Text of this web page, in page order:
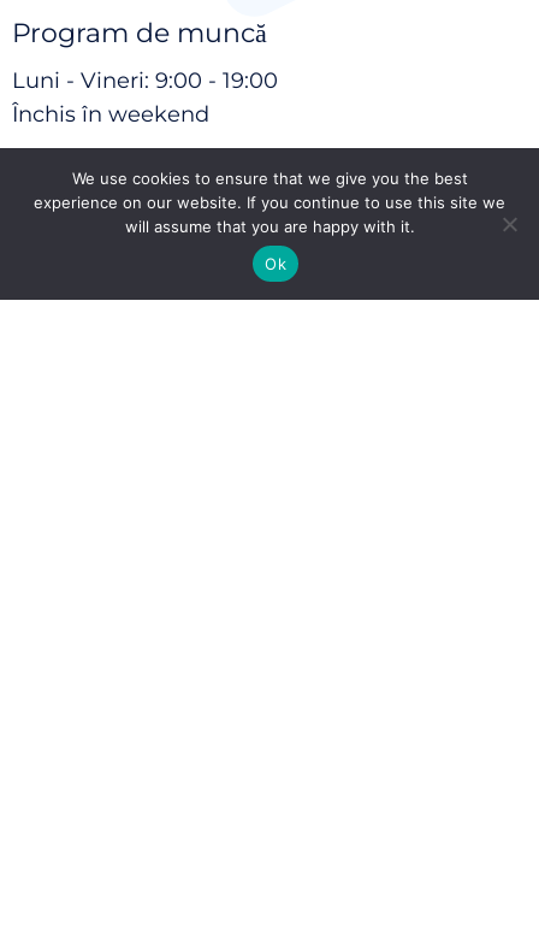
Program de muncă
Luni - Vineri: 9:00 - 19:00
Închis în weekend
Sedii secundare
Atena ( Grecia )
Nicosia ( Cipru )
Firmă de contabilitate profesională
We use cookies to ensure that we give you the best
experience on our website. If you continue to use this site we
will assume that you are happy with it.
Ok